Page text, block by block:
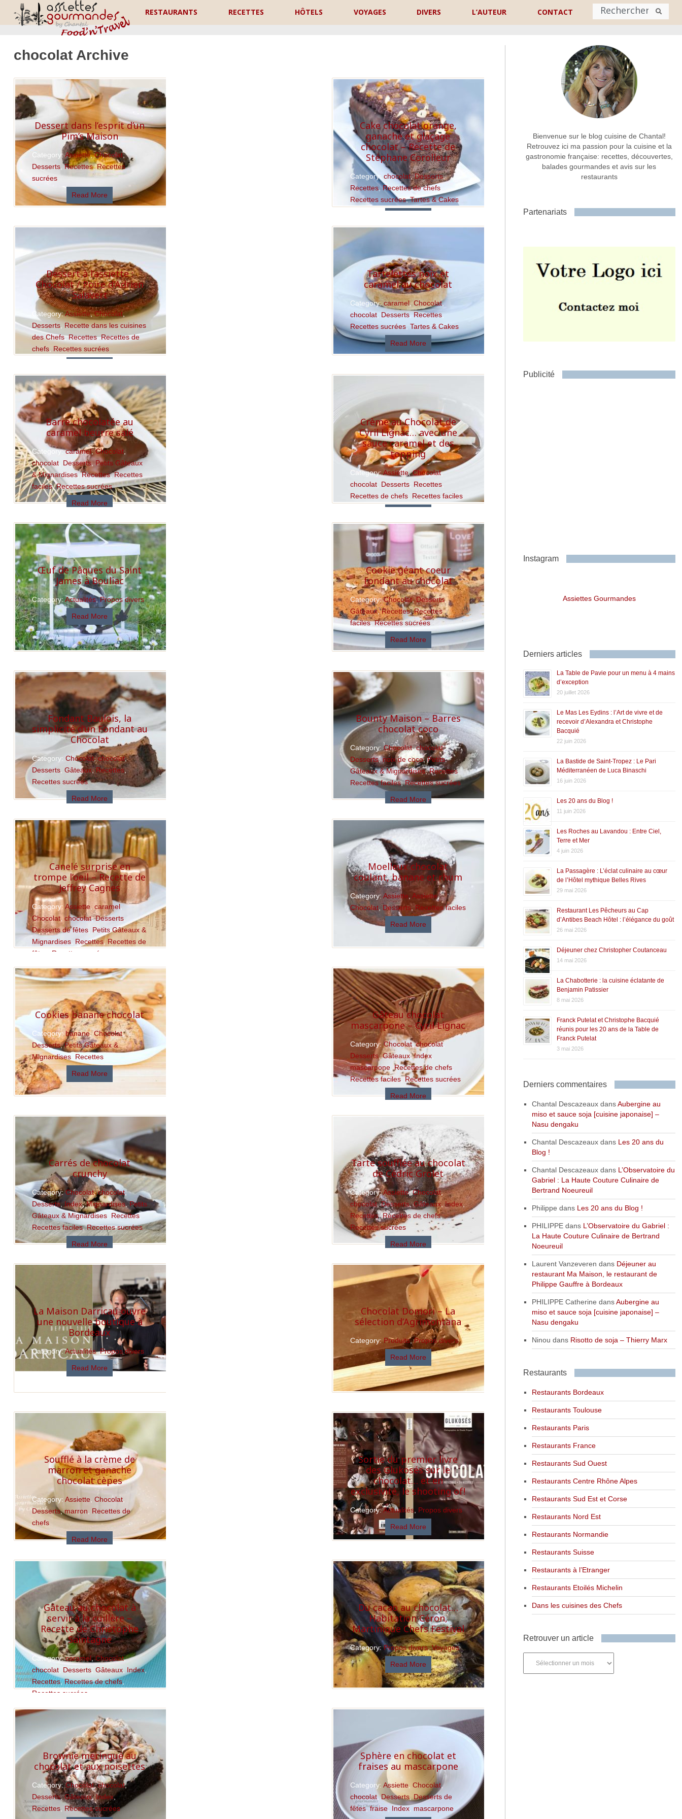
RESTAURANTS RECETTES HÔTELS VOYAGES DIVERS L’AUTEUR CONTACT
Nom
Commentaire ou message *
chocolat Archive
Dessert dans l’esprit d’un
Pim’s Maison
Category:Assiette,Chocolat,
Desserts,Recettes,Recettes
sucrées
Read More
Cake chocolat orange,
ganache et glaçage
chocolat – Recette de
Stéphane Corolleur
Category:chocolat,Desserts,
Recettes,Recettes de chefs
Recettes sucrées,Tartes & Cakes
Dessert à l’assiette :
Chocolat / Poire d’Adrien
Salavert
Category:Assiette,Chocolat,
Desserts,Recette dans les cuisines
des Chefs,Recettes,Recettes de
chefs, Recettes sucrées
Tartelettes noix et
caramel au chocolat
Category:caramel,Chocolat,
chocolat Desserts,Recettes,
Recettes sucrées ,Tartes & Cakes
Read More
Barre chocolatée au
caramel beurre salé
Category:caramel,Chocolat,
chocolat, Desserts,Petits Gâteaux
& Mignardises,Recettes,Recettes
faciles,Recettes sucrées
Read More
Crème au Chocolat de
Cyril Lignac… avec une
sauce caramel et des
topping
Category:Assiette,Chocolat,
chocolat Desserts Recettes
Recettes de chefs Recettes faciles
Œuf de Pâques du Saint
James à Bouliac
Category:Actualités,Propos divers
Read More
Cookie géant coeur
fondant au chocolat
Category:Chocolat,Desserts,
Gâteaux,Recettes,Recettes
faciles,Recettes sucrées
Read More
Fondant Baulois, la
simplicité d’un Fondant au
Chocolat
Category: Chocolat,chocolat,
Desserts, Gâteaux,Recettes,
Recettes sucrées
Read More
Bounty Maison – Barres
chocolat coco
Category:Chocolat,chocolat,
Desserts,noix de coco,Petits
Gâteaux & Mignardises,Recettes,
Recettes faciles,Recettes sucrées
Read More
Canelé surprise en
trompe l’oeil – Recette de
Jeffrey Cagnes
Category: Assiette caramel,
Chocolat,chocolat,Desserts,
Desserts de fêtes, Petits Gâteaux &
Mignardises, Recettes,Recettes de
fêtes
Recettes sucrées
Read More
Moelleux chocolat
coulant, banane et rhum
Category:Assiette Assiette,
Chocolat ,Desserts,Recettes faciles
Read More
Cookies banane chocolat
Category:banane,Chocolat,
Desserts,Petits Gâteaux &
Mignardises, Recettes
Read More
Gâteau chocolat
mascarpone – Cyril Lignac
Category:Chocolat,chocolat,
Desserts,Gâteaux,Index
mascarpone ,Recettes de chefs
Recettes faciles,Recettes sucrées
Read More
Carrés de chocolat
crunchy
Category:Chocolat,chocolat,
Desserts,Index,Mignardises,Petits
Gâteaux & Mignardises, Recettes,
Recettes faciles,Recettes sucrées
Read More
Tarte soufflée au chocolat
de Cédric Grolet
Category:Assiette,Chocolat,
chocolat,Desserts,Gâteaux,Index
Recettes,Recettes de chefs,
Recettes sucrées
Read More
La Maison Darricau ouvre
une nouvelle boutique à
Bordeaux
Category:Actualités,Propos divers
Read More
Chocolat Domori – La
sélection d’Agrimontana
Category:Produits,Propos divers
Read More
Soufflé à la crème de
marron et ganache
chocolat cèpes
Category: Assiette, Chocolat,
Desserts,marron
Recettes de
chefs
Read More
Sortie du premier livre
des Glukosés sur le
chocolat… et en
exclusivité, le shooting of!
Category:Actualités Propos divers
Read More
Gâteau au chocolat à
servir à la cuillère –
Recette de Christophe
Saintagne
Category:caramel,Chocolat,
chocolat, Desserts, Gâteaux, Index,
Recettes,Recettes de chefs,
Recettes sucrées
Read More
Du cacao au chocolat…
Habitation Céron,
Martinique Chefs Festival
Category:Propos divers,Voyages
Read More
Brownie meringué au
chocolat et aux noisettes
Category:Chocolat,chocolat,
Desserts,Gâteaux,Index,
Recettes, Recettes sucrées
Sphère en chocolat et
fraises au mascarpone
Category:Assiette ,Chocolat,
chocolat,Desserts Desserts de
fêtes,fraise Index, mascarpone
Bienvenue sur le blog cuisine de Chantal!
Retrouvez ici ma passion pour la cuisine et la
gastronomie française: recettes, découvertes,
balades gourmandes et avis sur les
restaurants
Partenariats
Publicité
Instagram
Assiettes Gourmandes
Derniers articles
La Table de Pavie pour un menu à 4 mains
d’exception
20 juillet 2026
Le Mas Les Eydins : l’Art de vivre et de
recevoir d’Alexandra et Christophe
Bacquié
22 juin 2026
La Bastide de Saint-Tropez : Le Pari
Méditerranéen de Luca Binaschi
16 juin 2026
Les 20 ans du Blog !
11 juin 2026
Les Roches au Lavandou : Entre Ciel,
Terre et Mer
4 juin 2026
La Passagère : L’éclat culinaire au cœur
de l’Hôtel mythique Belles Rives
29 mai 2026
Restaurant Les Pêcheurs au Cap
d’Antibes Beach Hôtel : l’élégance du goût
26 mai 2026
Déjeuner chez Christopher Coutanceau
14 mai 2026
La Chabotterie : la cuisine éclatante de
Benjamin Patissier
8 mai 2026
Franck Putelat et Christophe Bacquié
réunis pour les 20 ans de la Table de
Franck Putelat
3 mai 2026
Derniers commentaires
Chantal DescazeauxdansAubergine au
miso et sauce soja [cuisine japonaise] –
Nasu dengaku
Chantal Descazeauxdans Les 20 ans du
Blog !
Chantal Descazeauxdans L’Observatoire du
Gabriel : La Haute Couture Culinaire de
Bertrand Noeureuil
Philippe dans Les 20 ans du Blog !
PHILIPPEdans L’Observatoire du Gabriel :
La Haute Couture Culinaire de Bertrand
Noeureuil
Laurent Vanzeveren dans Déjeuner au
restaurant Ma Maison, le restaurant de
Philippe Gauffre à Bordeaux
PHILIPPE Catherine dansAubergine au
miso et sauce soja [cuisine japonaise] –
Nasu dengaku
Ninou dans Risotto de soja – Thierry Marx
Restaurants
Restaurants Bordeaux
Restaurants Toulouse
Restaurants Paris
Restaurants France
Restaurants Sud Ouest
Restaurants Centre Rhône Alpes
Restaurants Sud Est et Corse
Restaurants Nord Est
Restaurants Normandie
Restaurants Suisse
Restaurants à l’Etranger
Restaurants Etoilés Michelin
Dans les cuisines des Chefs
Retrouver un article